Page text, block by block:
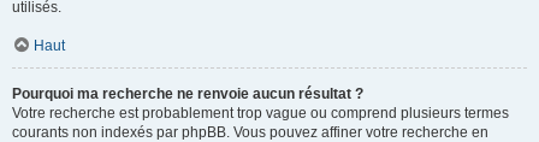
utilisés.
Haut
Pourquoi ma recherche ne renvoie aucun résultat ?
Votre recherche est probablement trop vague ou comprend plusieurs termes
courants non indexés par phpBB. Vous pouvez affiner votre recherche en